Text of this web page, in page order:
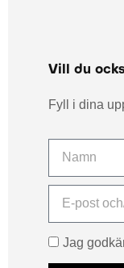
Vill du
Fyll i dina
Namn
post
Jag